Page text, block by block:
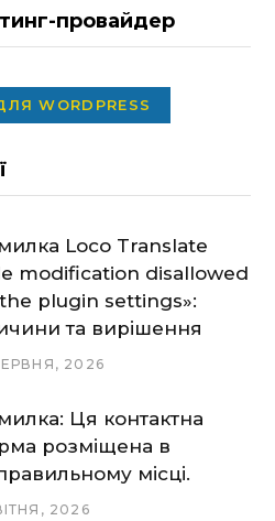
провайдер
WORDPRESS
Loco Translate
modification disallowed
plugin settings»:
та вирішення
2026
Ця контактна
розміщена в
місці.
2026